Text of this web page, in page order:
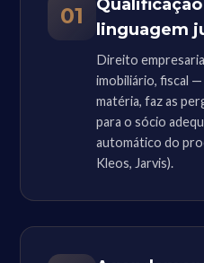
01
linguagem
Direito
imobiliário, fiscal
matéria, faz as
para o sócio
automático do
Kleos, Jarvis).